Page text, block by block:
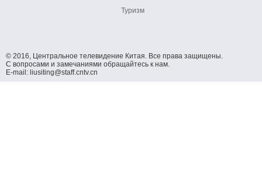
Туризм
© 2016, Центральное телевидение Китая. Все права защищены.
С вопросами и замечаниями обращайтесь к нам.
E-mail: liusiting@staff.cntv.cn